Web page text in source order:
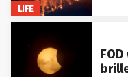
LIFE